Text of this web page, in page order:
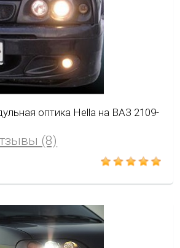
оптика Hella на ВАЗ 2109-
(8)